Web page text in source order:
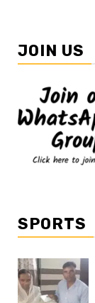
JOIN US
SPORTS